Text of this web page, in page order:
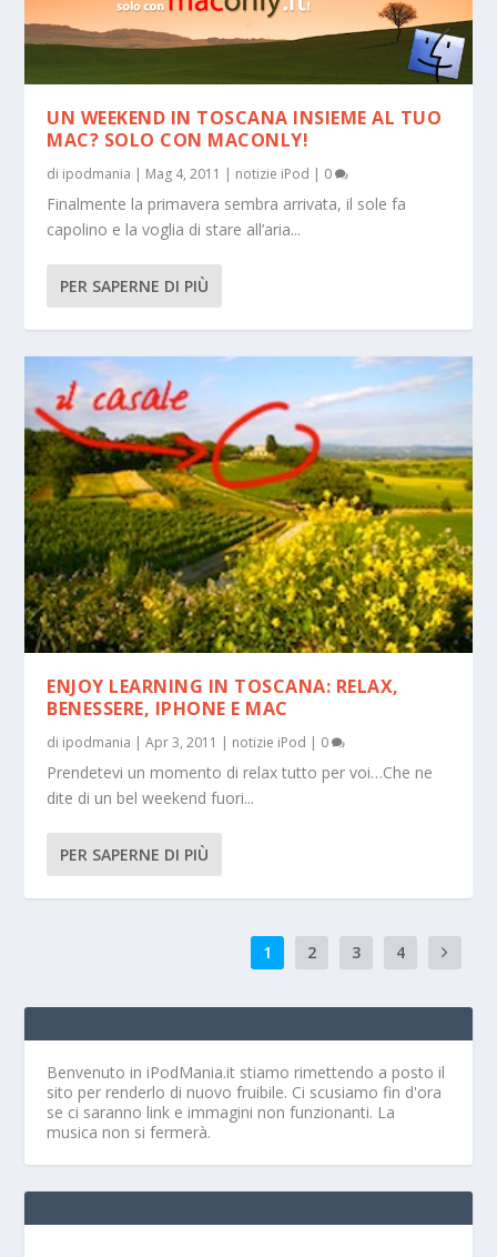
UN WEEKEND IN TOSCANA INSIEME AL TUO
MAC? SOLO CON MACONLY!
di ipodmania | Mag 4, 2011 | notizie iPod | 0
Finalmente la primavera sembra arrivata, il sole fa
capolino e la voglia di stare all’aria...
PER SAPERNE DI PIÙ
ENJOY LEARNING IN TOSCANA: RELAX,
BENESSERE, IPHONE E MAC
di ipodmania |Apr 3, 2011 | notizie iPod | 0
Prendetevi un momento di relax tutto per voi…Che ne
dite di un bel weekend fuori...
PER SAPERNE DI PIÙ
1 2 3 4
Benvenuto in iPodMania.it stiamo rimettendo a posto il
sito per renderlo di nuovo fruibile. Ci scusiamo fin d'ora
se ci saranno link e immagini non funzionanti. La
musica non si fermerà.